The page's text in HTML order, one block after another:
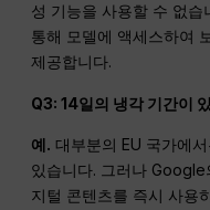
성 기능을 사용할 수 없습
통해 모델에 액세스하여
제공합니다.
Q3: 14일의 냉각 기간이
예. 대부분의 EU 국가에
있습니다. 그러나
지털 콘텐츠를 즉시 사용